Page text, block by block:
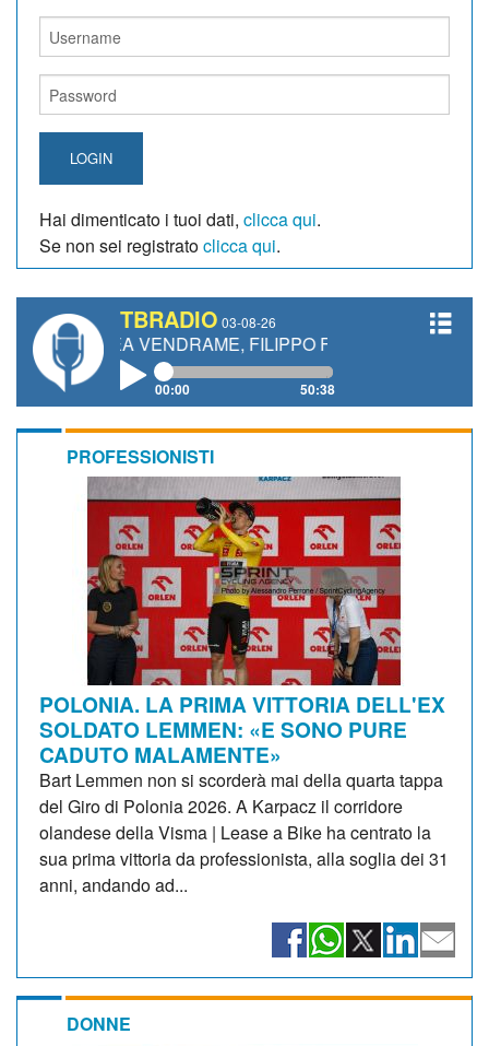
LOGIN
Hai dimenticato i tuoi dati, clicca qui.
Se non sei registratoclicca qui.
TBRADIO 03-08-26
VENDRAME, FILIPPO FIORELLI
00:00 50:38
PROFESSIONISTI
POLONIA. LA PRIMA VITTORIA DELL'EX
SOLDATO LEMMEN: «E SONO PURE
CADUTO MALAMENTE»
Bart Lemmen non si scorderà mai della quarta tappa
del Giro di Polonia 2026. A Karpacz il corridore
olandese della Visma | Lease a Bike ha centrato la
sua prima vittoria da professionista, alla soglia dei 31
anni, andando ad...
DONNE